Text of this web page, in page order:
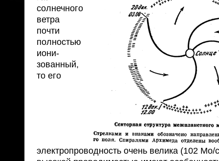
солнечного
ветра
почти
полностью
иони­
зованный,
то его
электропроводность очень велика (102